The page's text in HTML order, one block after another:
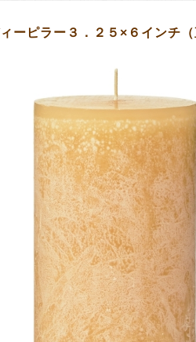
ーピラー３．２５×６インチ